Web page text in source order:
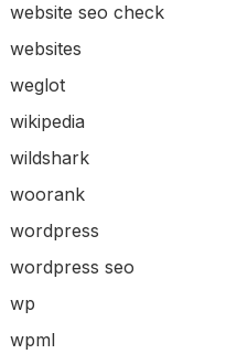
website seo check
websites
weglot
wikipedia
wildshark
woorank
wordpress
wordpress seo
wp
wpml